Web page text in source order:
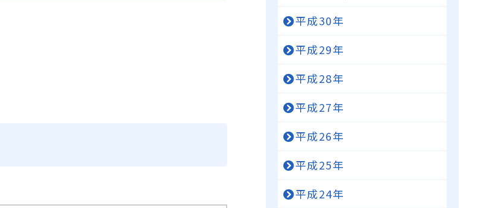
平成30年
平成29年
平成28年
平成27年
平成26年
平成25年
平成24年